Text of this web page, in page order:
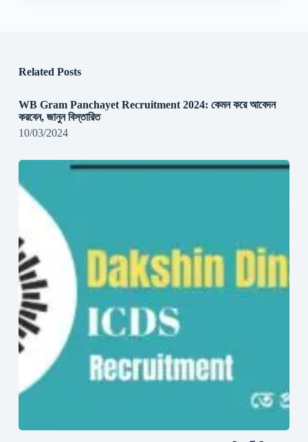
Related Posts
WB Gram Panchayet Recruitment 2024: কেমন করে আবেদন
করবেন, জানুন বিস্তারিত
10/03/2024